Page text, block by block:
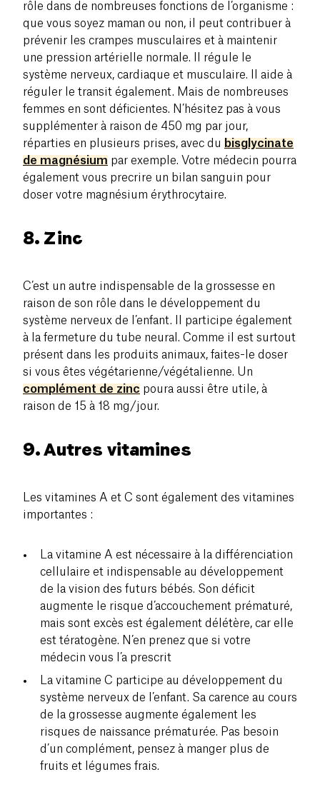
rôle dans de nombreuses fonctions de l’organisme :
que vous soyez maman ou non, il peut contribuer à
prévenir les crampes musculaires et à maintenir
une pression artérielle normale. Il régule le
système nerveux, cardiaque et musculaire. Il aide à
réguler le transit également. Mais de nombreuses
femmes en sont déficientes. N’hésitez pas à vous
supplémenter à raison de 450 mg par jour,
réparties en plusieurs prises, avec du bisglycinate
de magnésium par exemple. Votre médecin pourra
également vous precrire un bilan sanguin pour
doser votre magnésium érythrocytaire.
8. Zinc
C’est un autre indispensable de la grossesse en
raison de son rôle dans le développement du
système nerveux de l’enfant. Il participe également
à la fermeture du tube neural. Comme il est surtout
présent dans les produits animaux, faites-le doser
si vous êtes végétarienne/végétalienne. Un
complément de zinc poura aussi être utile, à
raison de 15 à 18 mg/jour.
9. Autres vitamines
Les vitamines A et C sont également des vitamines
importantes :
La vitamine A est nécessaire à la différenciation
cellulaire et indispensable au développement
de la vision des futurs bébés. Son déficit
augmente le risque d’accouchement prématuré,
mais sont excès est également délétère, car elle
est tératogène. N’en prenez que si votre
médecin vous l’a prescrit
La vitamine C participe au développement du
système nerveux de l’enfant. Sa carence au cours
de la grossesse augmente également les
risques de naissance prématurée. Pas besoin
d’un complément, pensez à manger plus de
fruits et légumes frais.